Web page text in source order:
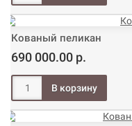
Кованый пеликан
690 000.00 р.